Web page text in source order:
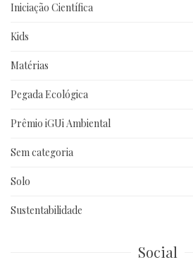
Iniciação Científica
Kids
Matérias
Pegada Ecológica
Prêmio iGUi Ambiental
Sem categoria
Solo
Sustentabilidade
Social